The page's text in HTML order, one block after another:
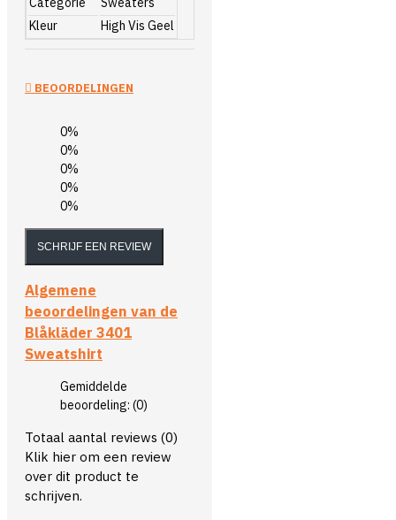
Kleur
High Vis Geel
BEOORDELINGEN
0%
0%
0%
0%
0%
SCHRIJF EEN REVIEW
Algemene
beoordelingen van de
Blåkläder 3401
Sweatshirt
Gemiddelde
beoordeling: (0)
Totaal aantal reviews (0)
Klik hier om een review
over dit product te
schrijven.